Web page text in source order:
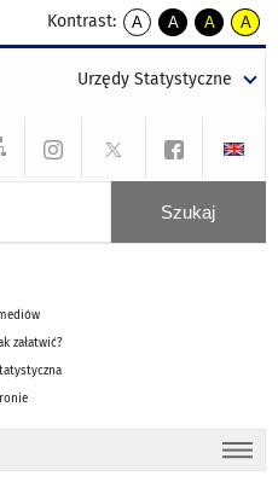
Kontrast:
A
kontrast
A
kontrast
tekst
czarnym
A
kontrast
tekst
czarnym
A
tekst
żółtym
Urzędy Statystyczne
załatwić?